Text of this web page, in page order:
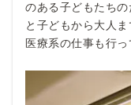
のある子どもたち
と子どもから大人
医療系の仕事も行っ